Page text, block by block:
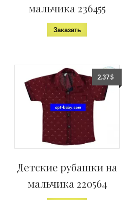
мальчика 236455
Заказать
Детские рубашки на
мальчика 220564
2.37$